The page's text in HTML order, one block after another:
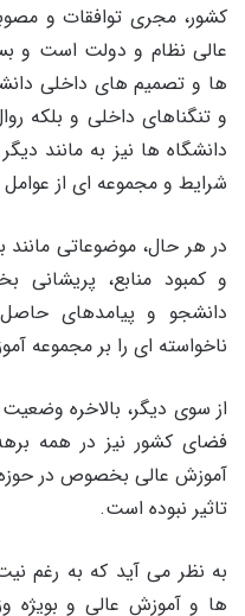
کشور، مجری توافقات و
عالی نظام و دولت است و
ها و تصمیم های داخلی
و تنگناهای داخلی و بلکه
دانشگاه ها نیز به مانند
شرایط و مجموعه ای از
در هر حال، موضوعاتی مانند
و کمبود منابع،
دانشجو و پیامدهای
ناخواسته ای را بر مجموعه
از سوی دیگر، بالاخره
فضای کشور نیز در همه
آموزش عالی بخصوص در حوزه
تاثیر نبوده است.
به نظر می آید که به رغم
ها و آموزش عالی و بویژه